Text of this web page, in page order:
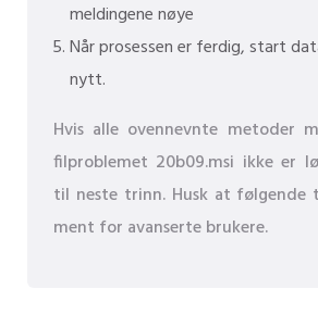
meldingene nøye
Når prosessen er ferdig, start
nytt.
Hvis alle ovennevnte metoder
filproblemet 20b09.msi ikke er
til neste trinn. Husk at følgende
ment for avanserte brukere.